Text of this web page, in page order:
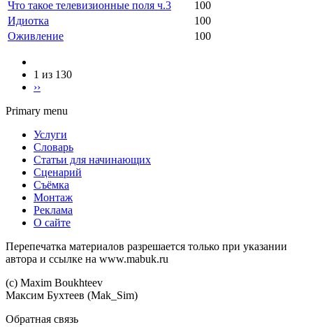
Что такое телевизионные поля ч.3
100
Идиотка
100
Оживление
100
1 из 130
››
Primary menu
Услуги
Словарь
Статьи для начинающих
Сценарий
Съёмка
Монтаж
Реклама
О сайте
Перепечатка материалов разрешается только при указании
автора и ссылке на www.mabuk.ru
(c) Maхim Boukhteev
Максим Бухтеев (Mak_Sim)
Обратная связь